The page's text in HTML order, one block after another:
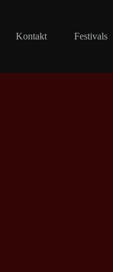
Kontakt Festivals